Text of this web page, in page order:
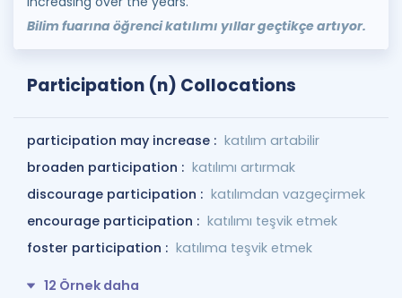
Bilim fuarına öğrenci katılımı yıllar geçtikçe artıyor.
Participation (n) Collocations
participation may increase : katılım artabilir
broaden participation : katılımı artırmak
discourage participation : katılımdan vazgeçirmek
encourage participation : katılımı teşvik etmek
foster participation : katılıma teşvik etmek
12 Örnek daha